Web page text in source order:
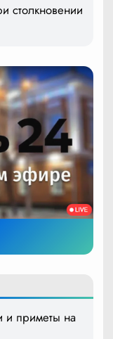
столкновении
и приметы на